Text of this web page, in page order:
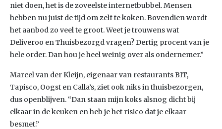
niet doen, het is de zoveelste internetbubbel. Mensen
hebben nu juist de tijd om zelf te koken. Bovendien wordt
het aanbod zo veel te groot. Weet je trouwens wat
Deliveroo en Thuisbezorgd vragen? Dertig procent van je
hele order. Dan hou je heel weinig over als ondernemer.”
Marcel van der Kleijn, eigenaar van restaurants BIT,
Tapisco, Oogst en Calla’s, ziet ook niks in thuisbezorgen,
dus openblijven. “Dan staan mijn koks alsnog dicht bij
elkaar in de keuken en heb je het risico dat je elkaar
besmet.”